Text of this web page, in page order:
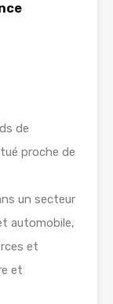
de
proche de
un secteur
automobile,
et
et